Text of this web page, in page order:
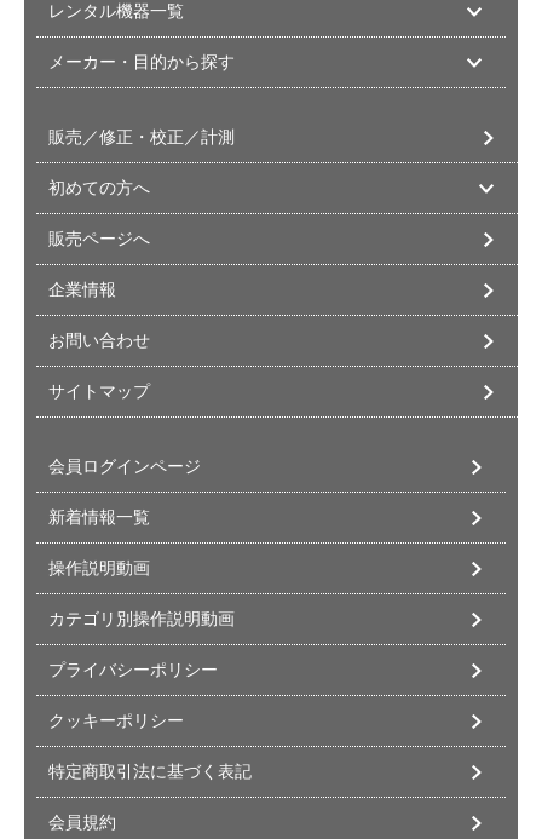
レンタル機器一覧
メーカー・目的から探す
販売／修正・校正／計測
初めての方へ
販売ページへ
企業情報
お問い合わせ
サイトマップ
会員ログインページ
新着情報一覧
操作説明動画
カテゴリ別操作説明動画
プライバシーポリシー
クッキーポリシー
特定商取引法に基づく表記
会員規約